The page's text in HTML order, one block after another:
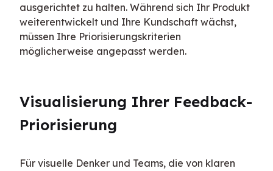
ausgerichtet zu halten. Während sich Ihr Produkt
weiterentwickelt und Ihre Kundschaft wächst,
müssen Ihre Priorisierungskriterien
möglicherweise angepasst werden.
Visualisierung Ihrer Feedback-
Priorisierung
Für visuelle Denker und Teams, die von klaren